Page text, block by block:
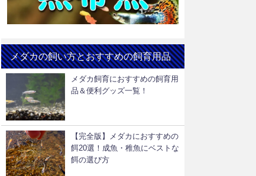
メダカの飼い方とおすすめの飼育用品
メダカ飼育におすすめの飼育用
品＆便利グッズ一覧！
【完全版】メダカにおすすめの
餌20選！成魚・稚魚にベストな
餌の選び方